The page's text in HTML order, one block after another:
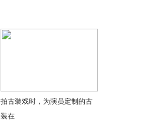
拍古装戏时，为演员定制的古
装在